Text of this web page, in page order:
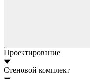
Проектирование
Стеновой комплект